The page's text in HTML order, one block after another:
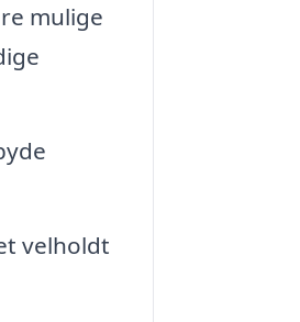
mulige
velholdt